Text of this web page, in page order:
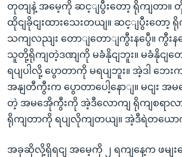
တုတျနဲ့ အမေ့ကို ဆင့ျပွီးတော့ ရိုကျတာ။ တို
ထိုငျခိုငျးထားသေးတယျ။ ဆင့ျပွီးတော့
သကျလညျး တောျတောျကွီးနပွေီ။ ကွီး
သူတို့ရိုကျတဲ့ဒဏျကို မခံနိုငျဘူး။ မခံနိုငျတော့
ရပျပါလို့ ပွောတာကို မရပျဘူး။ အဲ့ဒါ ဘ
အနျတီကွီးက ပွောတာပေါ့နောျ။ မငျး အ
တဲ့ အမအေိုကွီးကို အဲ့ဒီလောကျ ရိုကျစရာလ
ရိုကျတာကို ရပျလိုကျတယျ။ အဲ့ဒီရဲတယော
အခုဆိုလို့ရှိရငျ အမေ့ကို ၂ ရကျနေ့က ဖမျး